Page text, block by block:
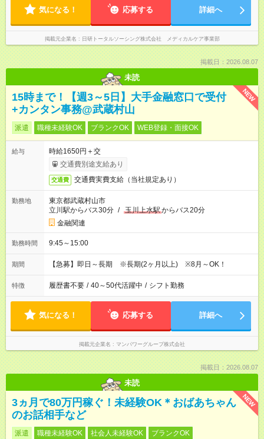
気になる！ 応募する 詳細へ
掲載元企業名 日研トータルソーシング株式会社 メディカルケア事業部
掲載日：2026.08.07
未読
NEW
15時まで！【週3～5日】大手金融窓口で受付
+カンタン事務@武蔵村山
派遣 職種未経験OK ブランクOK WEB登録・面接OK
給与
時給1650円＋交
交通費別途支給あり
交通費 交通費実費支給（当社規定あり）
勤務地
東京都武蔵村山市
立川駅からバス30分 / 玉川上水駅からバス20分
金融関連
勤務時間 9:45～15:00
期間 【急募】即日～長期 ※長期(2ヶ月以上) ※8月～OK！
特徴 履歴書不要 / 40～50代活躍中 / シフト勤務
気になる！ 応募する 詳細へ
掲載元企業名 マンパワーグループ株式会社
掲載日：2026.08.07
未読
NEW
3ヵ月で80万円稼ぐ！未経験OK＊おばあちゃん
のお話相手など
派遣 職種未経験OK 社会人未経験OK
ブランクOK